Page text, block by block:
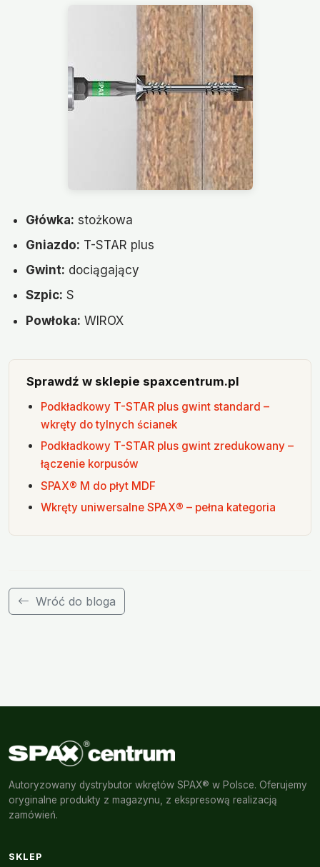
Główka: stożkowa
Gniazdo: T-STAR plus
Gwint: dociągający
Szpic: S
Powłoka: WIROX
Sprawdź w sklepie spaxcentrum.pl
Podkładkowy T-STAR plus gwint standard –
wkręty do tylnych ścianek
Podkładkowy T-STAR plus gwint zredukowany –
łączenie korpusów
SPAX® M do płyt MDF
Wkręty uniwersalne SPAX® – pełna kategoria
Wróć do bloga
Autoryzowany dystrybutor wkrętów SPAX® w Polsce. Oferujemy
oryginalne produkty z magazynu, z ekspresową realizacją
zamówień.
SKLEP